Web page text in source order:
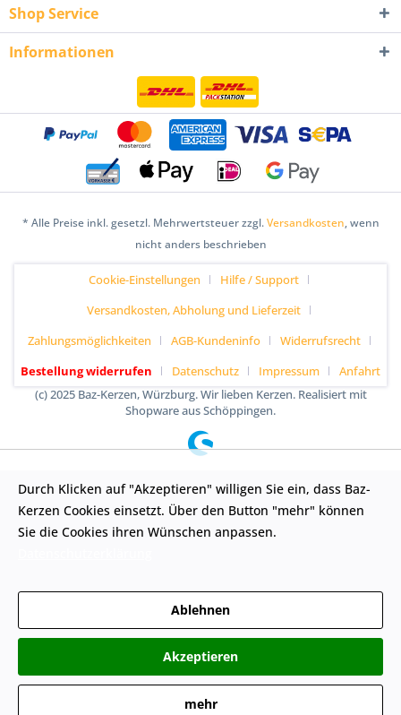
Shop Service
Informationen
* Alle Preise inkl. gesetzl. Mehrwertsteuer zzgl.Versandkosten, wenn
nicht anders beschrieben
Cookie-Einstellungen
Hilfe / Support
Versandkosten, Abholung und Lieferzeit
Zahlungsmöglichkeiten
AGB-Kundeninfo
Widerrufsrecht
Bestellung widerrufen
Datenschutz Impressum
Anfahrt
(c) 2025 Baz-Kerzen, Würzburg. Wir lieben Kerzen. Realisiert mit
Shopware aus Schöppingen.
Durch Klicken auf "Akzeptieren" willigen Sie ein, dass Baz-
Kerzen Cookies einsetzt. Über den Button "mehr" können
Sie die Cookies ihren Wünschen anpassen.
Ablehnen
Akzeptieren
mehr